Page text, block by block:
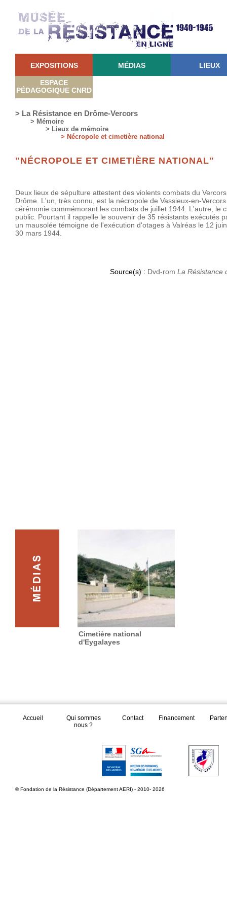
EXPOSITIONS MÉDIAS LIEUX
ESPACE
PÉDAGOGIQUE CNRD
> La Résistance en Drôme-Vercors
> Mémoire
> Lieux de mémoire
> Nécropole et cimetière national
"NÉCROPOLE ET CIMETIÈRE NATIONAL"
Deux lieux de sépulture attestent des violents combats du
Drôme. L'un, très connu, est la nécropole de Vassieux-en-
cérémonie commémorant les combats de juillet 1944. L'autre, le
public. Pourtant il rappelle le souvenir de 35 résistants exécutés
un mausolée témoigne de l'exécution d'otages à Valréas le 12
30 mars 1944.
Source(s) : Dvd-rom La Résistance
Cimetière national
d'Eygalayes
Accueil
Qui sommes
nous ?
Contact Financement
© Fondation de la Résistance (Département AERI) - 2010- 2026